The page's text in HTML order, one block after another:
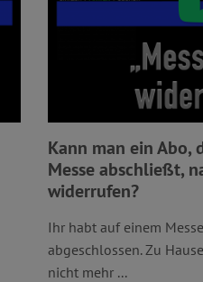
Kann man ein Abo,
Messe abschließt,
widerrufen?
Ihr habt auf einem
abgeschlossen. Zu
nicht mehr ...